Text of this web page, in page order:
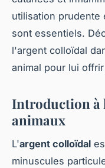
utilisation prudente
sont essentiels.
l'argent colloïdal
animal pour lui
Introduction à
animaux
L'argent colloïdal
minuscules